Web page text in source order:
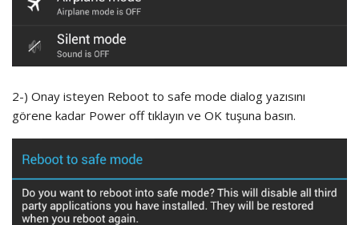
2-) Onay isteyen Reboot to safe mode dialog yazısını
görene kadar Power off tıklayın ve OK tuşuna basın.